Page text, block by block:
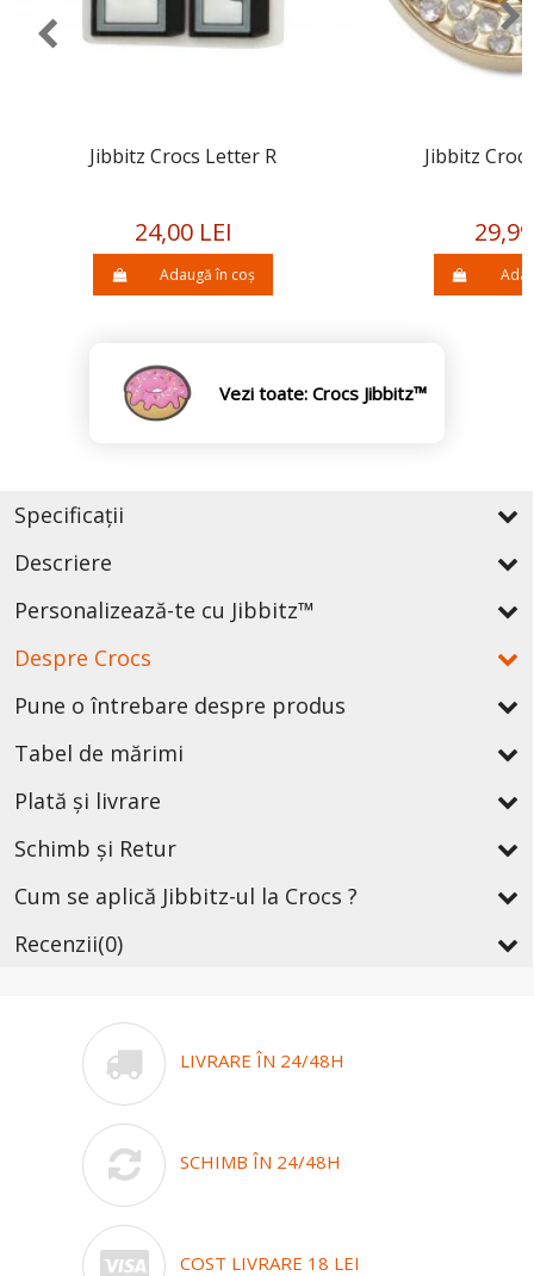
Jibbitz Crocs Letter R
24,00 LEI
Adaugă în coș
Jibbitz
Vezi toate: Crocs Jibbitz™
Specificații
Descriere
Personalizează-te cu Jibbitz™
Despre Crocs
Pune o întrebare despre produs
Tabel de mărimi
Plată și livrare
Schimb și Retur
Cum se aplică Jibbitz-ul la Crocs ?
Recenzii(0)
LIVRARE ÎN 24/48H
SCHIMB ÎN 24/48H
COST LIVRARE 18 LEI